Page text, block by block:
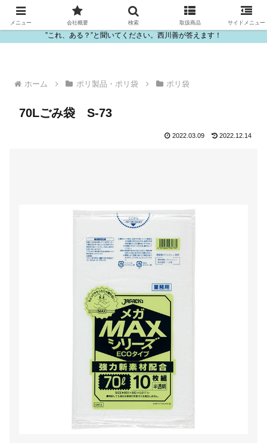
ビニール・プラスチック製品の卸販売は西川善
”これ、ある？”と聞いてください。西川善が答えます！
ホーム ポリ製品・ポリ袋 ポリ袋
70Lごみ袋 S-73
2022.03.09 2022.12.14
メニュー 会社概要 検索 取扱商品 サイドメニュー